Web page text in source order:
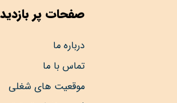
صفحات پر بازدید
درباره ما
تماس با ما
موقعیت های شغلی